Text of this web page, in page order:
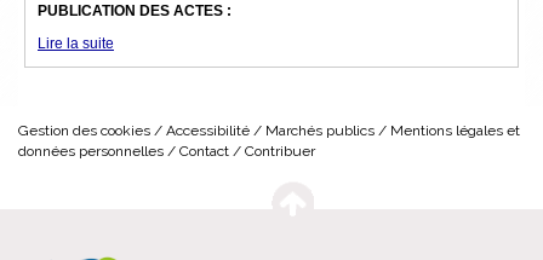
PUBLICATION DES ACTES :
Lire la suite
Gestion des cookies Accessibilité Marchés publics
Mentions légales et
données personnelles
Contact Contribuer